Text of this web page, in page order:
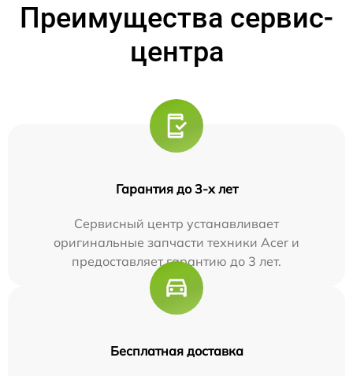
Преимущества сервис-
центра
Гарантия до 3-х лет
Сервисный центр устанавливает
оригинальные запчасти техники Acer и
предоставляет гарантию до 3 лет.
Бесплатная доставка